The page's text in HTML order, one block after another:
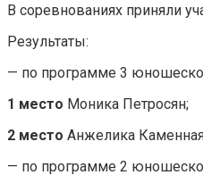
В соревнованиях приняли
Результаты:
— по программе 3
1 место Моника Петросян;
2 место Анжелика
— по программе 2